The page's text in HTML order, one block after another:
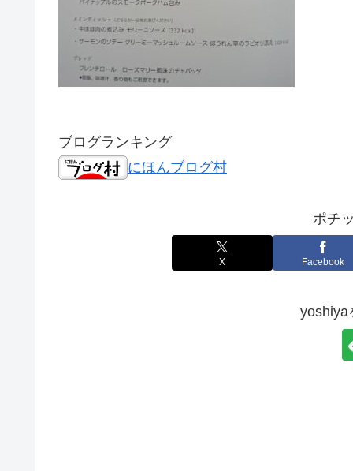
ブログランキング
にほんブログ村
ポチ
X Facebook
yoshiya